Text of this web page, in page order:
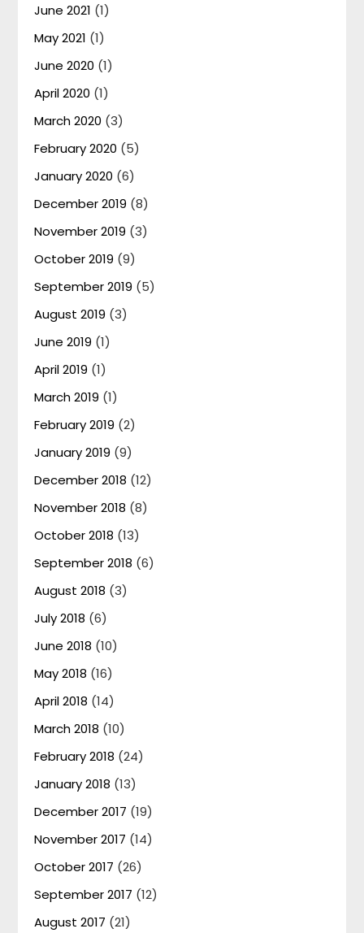
June 2021 (1)
May 2021 (1)
June 2020 (1)
April 2020 (1)
March 2020 (3)
February 2020 (5)
January 2020 (6)
December 2019 (8)
November 2019 (3)
October 2019 (9)
September 2019 (5)
August 2019 (3)
June 2019 (1)
April 2019 (1)
March 2019 (1)
February 2019 (2)
January 2019 (9)
December 2018 (12)
November 2018 (8)
October 2018 (13)
September 2018 (6)
August 2018 (3)
July 2018 (6)
June 2018 (10)
May 2018 (16)
April 2018 (14)
March 2018 (10)
February 2018 (24)
January 2018 (13)
December 2017 (19)
November 2017 (14)
October 2017 (26)
September 2017 (12)
August 2017 (21)